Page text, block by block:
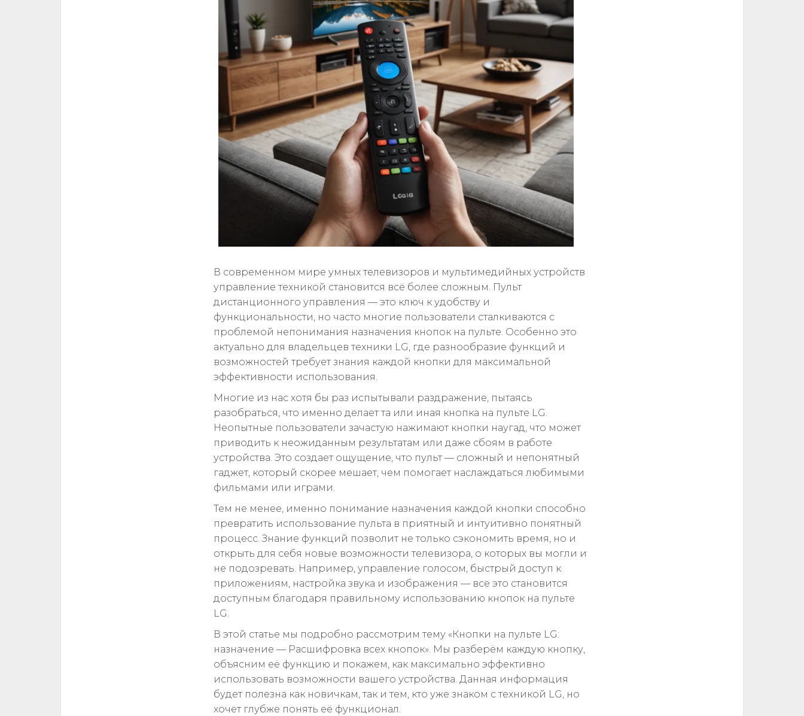
В современном мире умных телевизоров и мультимедийных устройств
управление техникой становится всё более сложным. Пульт
дистанционного управления — это ключ к удобству и
функциональности, но часто многие пользователи сталкиваются с
проблемой непонимания назначения кнопок на пульте. Особенно это
актуально для владельцев техники LG, где разнообразие функций и
возможностей требует знания каждой кнопки для максимальной
эффективности использования.
Многие из нас хотя бы раз испытывали раздражение, пытаясь
разобраться, что именно делает та или иная кнопка на пульте LG.
Неопытные пользователи зачастую нажимают кнопки наугад, что может
приводить к неожиданным результатам или даже сбоям в работе
устройства. Это создает ощущение, что пульт — сложный и непонятный
гаджет, который скорее мешает, чем помогает наслаждаться любимыми
фильмами или играми.
Тем не менее, именно понимание назначения каждой кнопки способно
превратить использование пульта в приятный и интуитивно понятный
процесс. Знание функций позволит не только сэкономить время, но и
открыть для себя новые возможности телевизора, о которых вы могли и
не подозревать. Например, управление голосом, быстрый доступ к
приложениям, настройка звука и изображения — все это становится
доступным благодаря правильному использованию кнопок на пульте
LG.
В этой статье мы подробно рассмотрим тему «Кнопки на пульте LG:
назначение — Расшифровка всех кнопок». Мы разберём каждую кнопку,
объясним её функцию и покажем, как максимально эффективно
использовать возможности вашего устройства. Данная информация
будет полезна как новичкам, так и тем, кто уже знаком с техникой LG, но
хочет глубже понять её функционал.